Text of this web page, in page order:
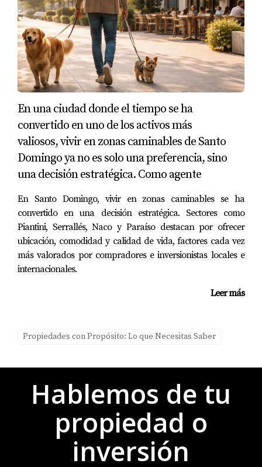
Punta Cana sea aún más atractivo, permitiendo a los
inversionistas maximizar sus ganancias mientras
disfrutan de beneficios fiscales significativos.
DEMANDA DE ALQUILER
VACACIONAL
La alta demanda por alquileres vacacionales es otro
aspecto que hace que invertir en Punta Cana sea una
opción inteligente. Con miles de turistas visitando
anualmente, muchos prefieren alquilar propiedades
temporales para disfrutar de una experiencia más local y
auténtica. Esto crea una oportunidad perfecta para
aquellos que buscan generar ingresos pasivos a través
del alquiler.
Estudio de Caso: Rentabilidad del Alquiler
estudio realizado por Airbnb revela que los propietarios
comparado con alquileres tradicionales. Esta cifra
resalta cómo el mercado turístico está impulsando el
interés por inversiones enfocadas en alquileres
vacacionales.
ZONAS CLAVE PARA INVERTIR
En una ciudad donde el tiempo se ha
convertido en uno de los activos más
valiosos, vivir en zonas caminables de Santo
Domingo ya no es solo una preferencia, sino
una decisión estratégica. Como agente
En Santo Domingo, vivir en zonas caminables se ha
convertido en una decisión estratégica. Sectores como
Piantini, Serrallés, Naco y Paraíso destacan por ofrecer
ubicación, comodidad y calidad de vida, factores cada vez
más valorados por compradores e inversionistas locales e
internacionales.
Leer más
Propiedades con Propósito: Lo que Necesitas Saber
Hablemos de tu
propiedad o
inversión